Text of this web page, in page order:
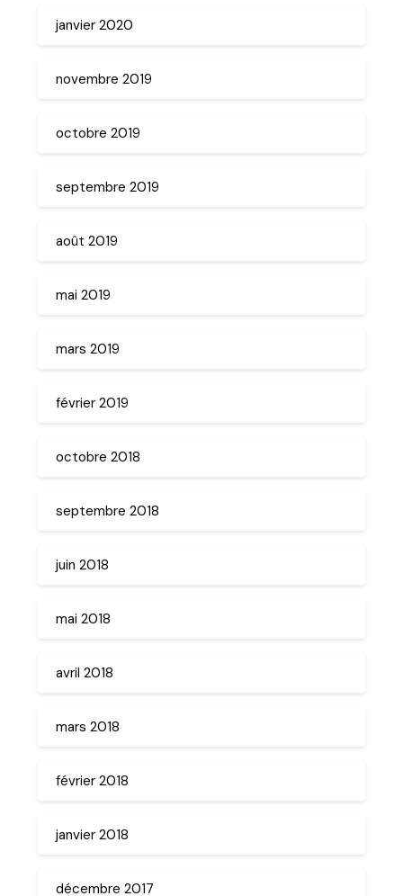
janvier 2020
novembre 2019
octobre 2019
septembre 2019
août 2019
mai 2019
mars 2019
février 2019
octobre 2018
septembre 2018
juin 2018
mai 2018
avril 2018
mars 2018
février 2018
janvier 2018
décembre 2017